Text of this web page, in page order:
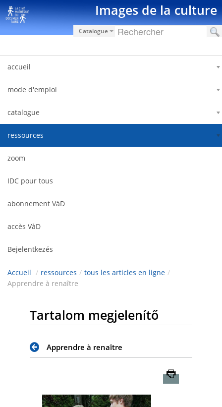
Ugrás a tartalomhoz Images de la culture
Catalogue
accueil
mode d'emploi
catalogue
ressources
zoom
IDC pour tous
abonnement VàD
accès VàD
Bejelentkezés
Accueil / ressources / tous les articles en ligne /
Apprendre à renaître
Tartalom megjelenítő
Apprendre à renaître